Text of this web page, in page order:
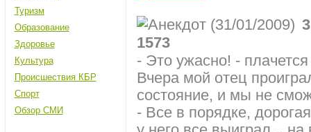
Туризм
Образование
Здоровье
Культура
Происшествия КБР
Спорт
Обзор СМИ
1573
- Это ужасно! -
Вчеpа мой отец
состояние, и мы не
- Все в поpядке,